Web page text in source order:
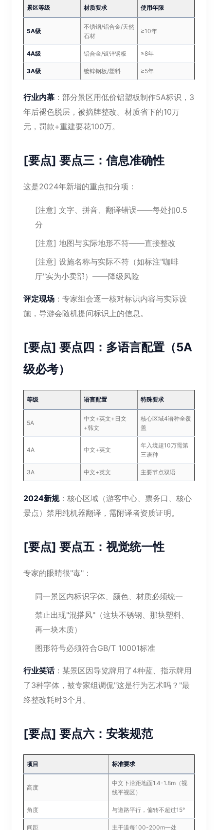
景区等级 材质要求 使用年限
5A级
不锈钢/铝合金/天然
石材
≥10年
4A级 铝合金/镀锌钢板 ≥8年
3A级 镀锌钢板/塑料 ≥5年
行业内幕 ：部分景区用低价铝塑板制作5A标识，3
年后褪色脱层，被摘牌整改。材质省下的10万
元，罚款+重建要花100万。
[要点] 要点三：信息准确性
这是2024年新增的重点扣分项：
[注意] 文字、拼音、翻译错误——每处扣0.5
分
[注意] 地图与实际地形不符——直接整改
[注意] 设施名称与实际不符（如标注"咖啡
厅"实为小卖部）——降级风险
评定现场 ：专家组会逐一核对标识内容与实际设
施，导游会随机提问标识上的信息。
[要点] 要点四：多语言配置（5A
级必考）
等级 语言配置 特殊要求
5A
中文+英文+日文
+韩文
核心区域4语种全覆
盖
4A 中文+英文
年入境超10万需第
三语种
3A 中文+英文 主要节点双语
2024新规：核心区域（游客中心、票务口、核心
景点）禁用纯机器翻译，需附译者资质证明。
[要点] 要点五：视觉统一性
专家的眼睛很"毒"：
同一景区内标识字体、颜色、材质必须统一
禁止出现"混搭风"（这块不锈钢、那块塑料、
再一块木质）
图形符号必须符合GB/T 10001标准
行业笑话：某景区因导览牌用了4种蓝、指示牌用
了3种字体，被专家组调侃"这是行为艺术吗？"最
终整改耗时3个月。
[要点] 要点六：安装规范
项目 标准要求
高度
中文下沿距地面1.4-1.8m（视
线平视区）
角度 与道路平行，偏转不超过15°
间距 主干道每100-200m一处